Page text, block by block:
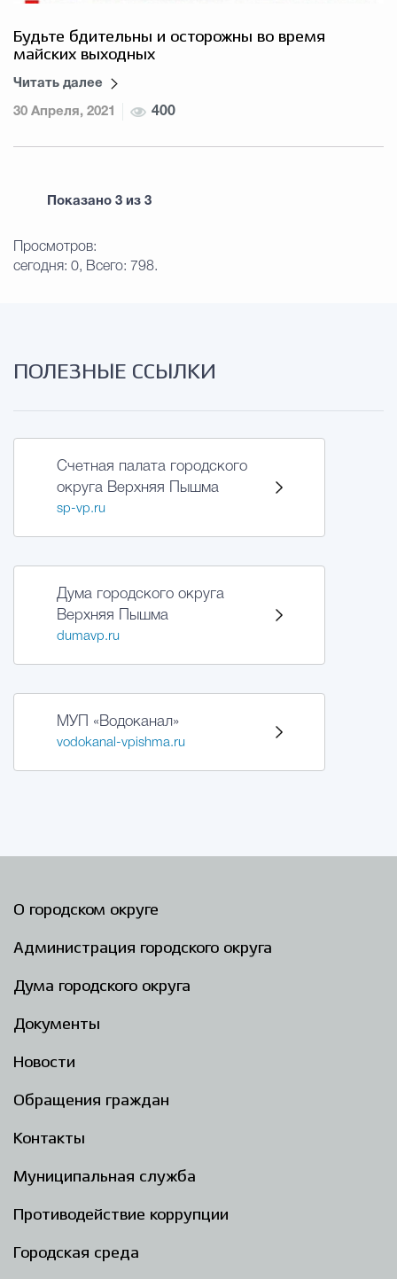
Будьте бдительны и осторожны во время
майских выходных
Читать далее
30 Апреля, 2021 400
Показано 3 из 3
Просмотров:
сегодня: 0, Всего: 798.
ПОЛЕЗНЫЕ ССЫЛКИ
Счетная палата городского
округа Верхняя Пышма
sp-vp.ru
Дума городского округа
Верхняя Пышма
dumavp.ru
МУП «Водоканал»
vodokanal-vpishma.ru
О городском округе
Администрация городского округа
Дума городского округа
Документы
Новости
Обращения граждан
Контакты
Муниципальная служба
Противодействие коррупции
Городская среда